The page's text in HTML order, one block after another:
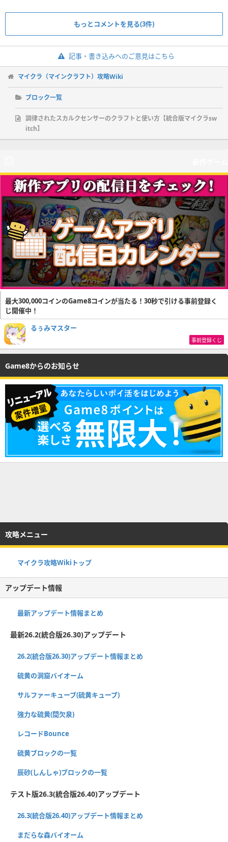
もっとコメントを見る(3件)
記事・書き込みへのご意見はこちら
マイクラ（マインクラフト）攻略Wiki
ブロック一覧
調律されたスカルクセンサーのクラフトと使い方【統合版マイクラsw
itch】
最大300,000コインのGame8コインが当たる！30秒で引ける事前登録く
じ開催中！
るぅみマスター
事前登録くじ
Game8からのお知らせ
攻略メニュー
マイクラ攻略Wikiトップ
アップデート情報
最新アップデート情報まとめ
最新26.2(統合版26.30)アップデート
26.2(統合版26.30)アップデート情報まとめ
硫黄の洞窟バイオーム
サルファーキューブ(硫黄キューブ)
強力な硫黄(間欠泉)
レコードBounce
硫黄ブロックの一覧
辰砂(しんしゃ)ブロックの一覧
テスト版26.3(統合版26.40)アップデート
26.3(統合版26.40)アップデート情報まとめ
まだらな森バイオーム